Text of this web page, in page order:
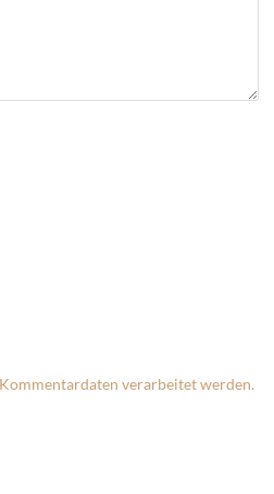
verarbeitet werden.